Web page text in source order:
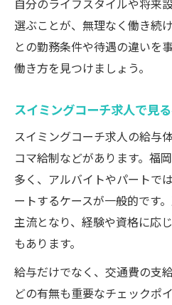
自分のライフスタイルや将来
選ぶことが、無理なく働き続
との勤務条件や待遇の違いを
働き方を見つけましょう。
スイミングコーチ求人で見
スイミングコーチ求人の給与
コマ給制などがあります。福
多く、アルバイトやパートで
ートするケースが一般的です
主流となり、経験や資格に応
もあります。
給与だけでなく、交通費の支
どの有無も重要なチェックポ